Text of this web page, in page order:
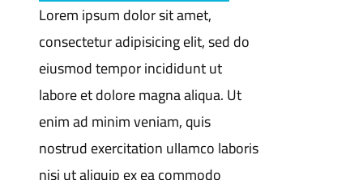
Lorem ipsum dolor sit amet,
consectetur adipisicing elit, sed do
eiusmod tempor incididunt ut
labore et dolore magna aliqua. Ut
enim ad minim veniam, quis
nostrud exercitation ullamco laboris